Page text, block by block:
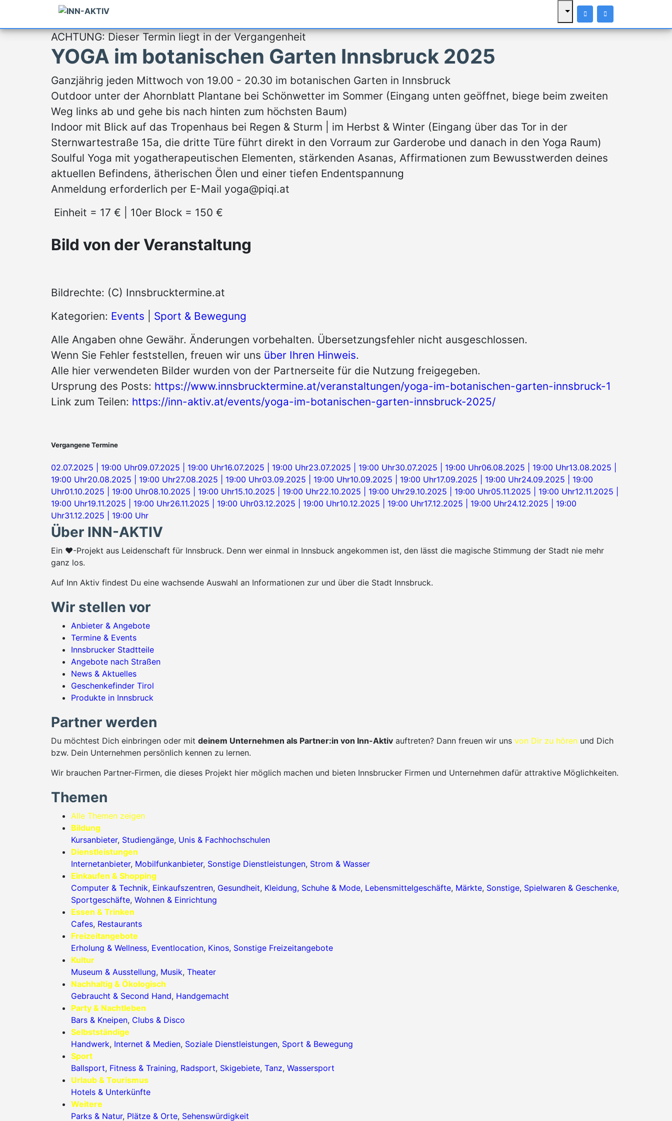
ACHTUNG: Dieser Termin liegt in der Vergangenheit
YOGA im botanischen Garten Innsbruck 2025
Ganzjährig jeden Mittwoch von 19.00 - 20.30 im botanischen Garten in Innsbruck
Outdoor unter der Ahornblatt Plantane bei Schönwetter im Sommer (Eingang unten geöffnet, biege beim zweiten
Weg links ab und gehe bis nach hinten zum höchsten Baum)
Indoor mit Blick auf das Tropenhaus bei Regen & Sturm | im Herbst & Winter (Eingang über das Tor in der
Sternwartestraße 15a, die dritte Türe führt direkt in den Vorraum zur Garderobe und danach in den Yoga Raum)
Soulful Yoga mit yogatherapeutischen Elementen, stärkenden Asanas, Affirmationen zum Bewusstwerden deines
aktuellen Befindens, ätherischen Ölen und einer tiefen Endentspannung
Anmeldung erforderlich per E-Mail yoga@piqi.at
Einheit = 17 € | 10er Block = 150 €
Bild von der Veranstaltung
Bildrechte: (C) Innsbrucktermine.at
Kategorien: Events
Sport & Bewegung
Alle Angaben ohne Gewähr. Änderungen vorbehalten. Übersetzungsfehler nicht ausgeschlossen.
Wenn Sie Fehler feststellen, freuen wir uns über Ihren Hinweis.
Alle hier verwendeten Bilder wurden von der Partnerseite für die Nutzung freigegeben.
Ursprung des Posts: https://www.innsbrucktermine.at/veranstaltungen/yoga-im-botanischen-garten-innsbruck-1
Link zum Teilen: https://inn-aktiv.at/events/yoga-im-botanischen-garten-innsbruck-2025/
Vergangene Termine
02.07.2025 | 19:00 Uhr09.07.2025 | 19:00 Uhr16.07.2025 | 19:00 Uhr23.07.2025 | 19:00 Uhr30.07.2025 | 19:00 Uhr06.08.2025 | 19:00 Uhr13.08.2025 |
19:00 Uhr20.08.2025 | 19:00 Uhr27.08.2025 | 19:00 Uhr03.09.2025 | 19:00 Uhr10.09.2025 | 19:00 Uhr17.09.2025 | 19:00 Uhr24.09.2025 | 19:00
Uhr01.10.2025 | 19:00 Uhr08.10.2025 | 19:00 Uhr15.10.2025 | 19:00 Uhr22.10.2025 | 19:00 Uhr29.10.2025 | 19:00 Uhr05.11.2025 | 19:00 Uhr12.11.2025 |
19:00 Uhr19.11.2025 | 19:00 Uhr26.11.2025 | 19:00 Uhr03.12.2025 | 19:00 Uhr10.12.2025 | 19:00 Uhr17.12.2025 | 19:00 Uhr24.12.2025 | 19:00
Uhr31.12.2025 | 19:00 Uhr
Über INN-AKTIV
Ein ♥-Projekt aus Leidenschaft für Innsbruck. Denn wer einmal in Innsbuck angekommen ist, den lässt die magische Stimmung der Stadt nie mehr
ganz los.
Auf Inn Aktiv findest Du eine wachsende Auswahl an Informationen zur und über die Stadt Innsbruck.
Wir stellen vor
Anbieter & Angebote
Termine & Events
Innsbrucker Stadtteile
Angebote nach Straßen
News & Aktuelles
Geschenkefinder Tirol
Produkte in Innsbruck
Partner werden
Du möchtest Dich einbringen oder mit deinem Unternehmen als Partner:in von Inn-Aktiv auftreten? Dann freuen wir uns von Dir zu hören und Dich
bzw. Dein Unternehmen persönlich kennen zu lernen.
Wir brauchen Partner-Firmen, die dieses Projekt hier möglich machen und bieten Innsbrucker Firmen und Unternehmen dafür attraktive Möglichkeiten.
Themen
Alle Themen zeigen
Bildung
Kursanbieter, Studiengänge, Unis & Fachhochschulen
Dienstleistungen
Internetanbieter, Mobilfunkanbieter, Sonstige Dienstleistungen, Strom & Wasser
Einkaufen & Shopping
Computer & Technik, Einkaufszentren, Gesundheit, Kleidung, Schuhe & Mode, Lebensmittelgeschäfte, Märkte, Sonstige, Spielwaren & Geschenke,
Sportgeschäfte, Wohnen & Einrichtung
Essen & Trinken
Cafes, Restaurants
Freizeitangebote
Erholung & Wellness, Eventlocation, Kinos, Sonstige Freizeitangebote
Kultur
Museum & Ausstellung, Musik, Theater
Nachhaltig & Ökologisch
Gebraucht & Second Hand, Handgemacht
Party & Nachtleben
Bars & Kneipen, Clubs & Disco
Selbstständige
Handwerk, Internet & Medien, Soziale Dienstleistungen, Sport & Bewegung
Sport
Ballsport, Fitness & Training, Radsport, Skigebiete, Tanz, Wassersport
Urlaub & Tourismus
Hotels & Unterkünfte
Weitere
Parks & Natur, Plätze & Orte, Sehenswürdigkeit